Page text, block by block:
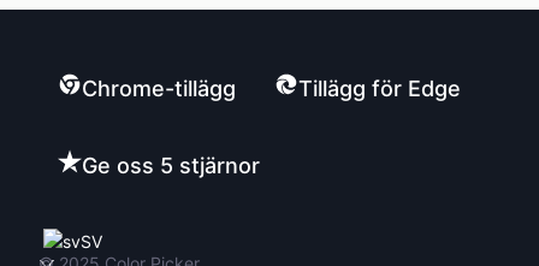
Chrome-tillägg Tillägg för Edge
Ge oss 5 stjärnor
SV